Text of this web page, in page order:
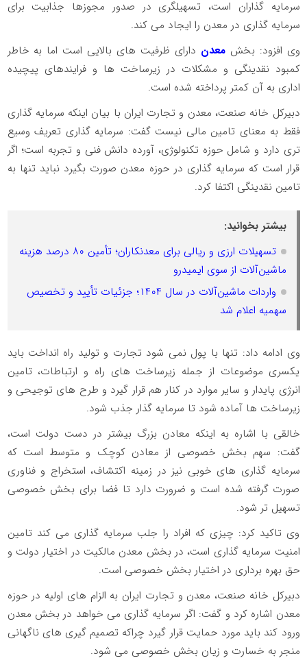
سرمایه گذاران است، تسهیلگری در صدور مجوزها جذابیت برای
سرمایه گذاری در معدن را ایجاد می کند.
وی افزود: بخش معدن دارای ظرفیت های بالایی است اما به خاطر
کمبود نقدینگی و مشکلات در زیرساخت ها و فرایندهای پیچیده
اداری به آن کمتر پرداخته شده است.
دبیرکل خانه صنعت، معدن و تجارت ایران با بیان اینکه سرمایه گذاری
فقط به معنای تامین مالی نیست گفت: سرمایه گذاری تعریف وسیع
تری دارد و شامل حوزه تکنولوژی، آورده دانش فنی و تجربه است؛ اگر
قرار است که سرمایه گذاری در حوزه معدن صورت بگیرد نباید تنها به
تامین نقدینگی اکتفا کرد.
بیشتر بخوانید:
تسهیلات ارزی و ریالی برای معدنکاران؛ تأمین ۸۰ درصد هزینه
ماشین‌آلات از سوی ایمیدرو
واردات ماشین‌آلات در سال ۱۴۰۴؛ جزئیات تأیید و تخصیص
سهمیه اعلام شد
وی ادامه داد: تنها با پول نمی شود تجارت و تولید راه انداخت باید
یکسری موضوعات از جمله زیرساخت های راه و ارتباطات، تامین
انرژی پایدار و سایر موارد در کنار هم قرار گیرد و طرح های توجیحی و
زیرساخت ها آماده شود تا سرمایه گذار جذب شود.
خالقی با اشاره به اینکه معادن بزرگ بیشتر در دست دولت است،
گفت: سهم بخش خصوصی از معادن کوچک و متوسط است که
سرمایه گذاری های خوبی نیز در زمینه اکتشاف، استخراج و فناوری
صورت گرفته شده است و ضرورت دارد تا فضا برای بخش خصوصی
تسهیل تر شود.
وی تاکید کرد: چیزی که افراد را جلب سرمایه گذاری می کند تامین
امنیت سرمایه گذاری است، در بخش معدن مالکیت در اختیار دولت و
حق بهره برداری در اختیار بخش خصوصی است.
دبیرکل خانه صنعت، معدن و تجارت ایران به الزام های اولیه در حوزه
معدن اشاره کرد و گفت: اگر سرمایه گذاری می خواهد در بخش معدن
ورود کند باید مورد حمایت قرار گیرد چراکه تصمیم گیری های ناگهانی
منجر به خسارت و زیان بخش خصوصی می شود.